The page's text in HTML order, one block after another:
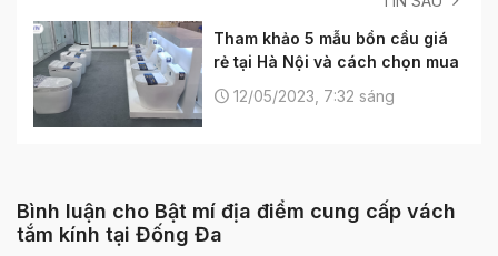
Tham khảo 5 mẫu bồn cầu giá
rẻ tại Hà Nội và cách chọn mua
12/05/2023, 7:32 sáng
Bình luận cho Bật mí địa điểm cung cấp vách
tắm kính tại Đống Đa